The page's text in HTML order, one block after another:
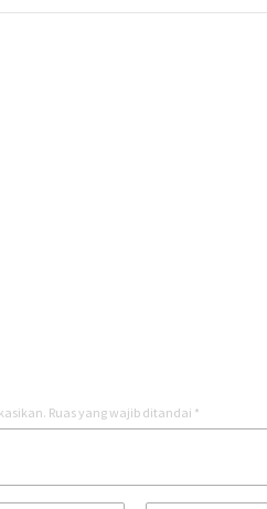
Ruas yang wajib ditandai *